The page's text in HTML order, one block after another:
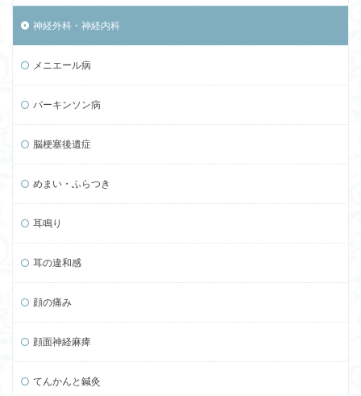
神経外科・神経内科
メニエール病
パーキンソン病
脳梗塞後遺症
めまい・ふらつき
耳鳴り
耳の違和感
顔の痛み
顔面神経麻痺
てんかんと鍼灸